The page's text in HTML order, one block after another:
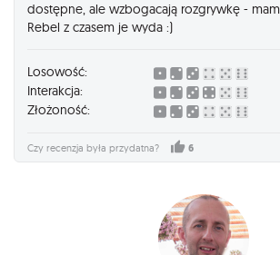
dostępne, ale wzbogacają rozgrywkę -
Rebel z czasem je wyda :)
Losowość:
Interakcja:
Złożoność:
Czy recenzja była przydatna? 6